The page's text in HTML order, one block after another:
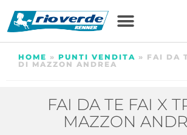
HOME » PUNTI VENDITA » FAI DA
DI MAZZON ANDREA
FAI DA TE FAI X
MAZZON